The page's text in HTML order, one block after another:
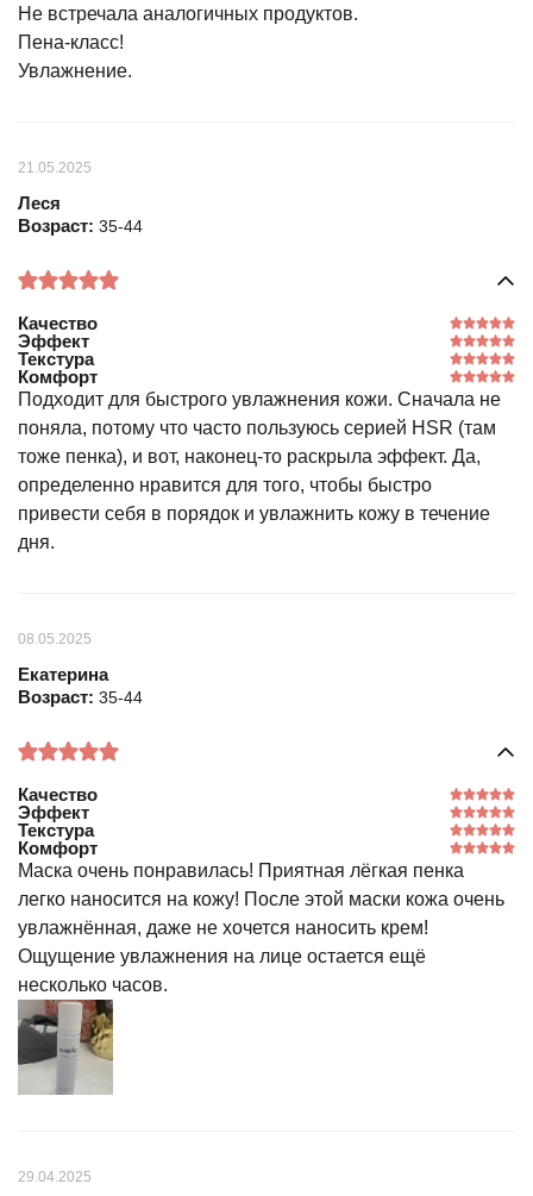
Не встречала аналогичных продуктов.
Пена-класс!
Увлажнение.
21.05.2025
Леся
Возраст: 35-44
Качество
Эффект
Текстура
Комфорт
Подходит для быстрого увлажнения кожи. Сначала не
поняла, потому что часто пользуюсь серией HSR (там
тоже пенка), и вот, наконец-то раскрыла эффект. Да,
определенно нравится для того, чтобы быстро
привести себя в порядок и увлажнить кожу в течение
дня.
08.05.2025
Екатерина
Возраст: 35-44
Качество
Эффект
Текстура
Комфорт
Маска очень понравилась! Приятная лёгкая пенка
легко наносится на кожу! После этой маски кожа очень
увлажнённая, даже не хочется наносить крем!
Ощущение увлажнения на лице остается ещё
несколько часов.
29.04.2025